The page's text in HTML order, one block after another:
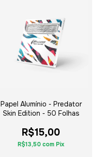
Papel Alumínio - Predator
Skin Edition - 50 Folhas
R$15,00
R$13,50 com Pix